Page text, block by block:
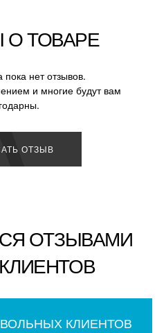
ТОВАРЕ
пока нет отзывов.
и многие будут вам
ОТЗЫВ
ОТЗЫВАМИ
КЛИЕНТОВ